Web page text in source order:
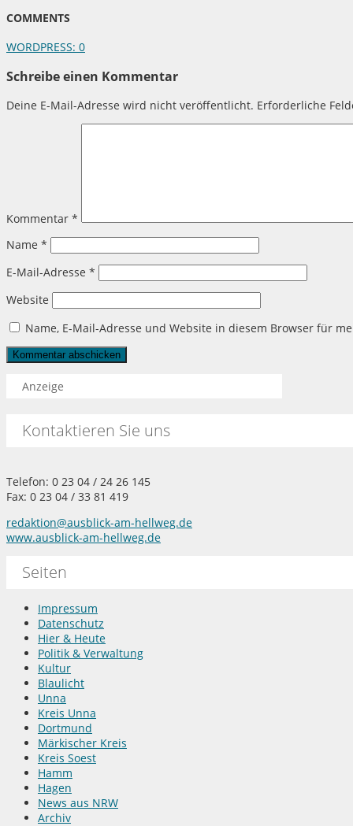
COMMENTS
WORDPRESS: 0
Schreibe einen Kommentar
Deine E-Mail-Adresse wird nicht veröffentlicht. Erforderliche
Kommentar *
Name *
E-Mail-Adresse *
Website
Name, E-Mail-Adresse und Website in diesem Browser für
Anzeige
Kontaktieren Sie uns
Telefon: 0 23 04 / 24 26 145
Fax: 0 23 04 / 33 81 419
redaktion@ausblick-am-hellweg.de
www.ausblick-am-hellweg.de
Seiten
Impressum
Datenschutz
Hier & Heute
Politik & Verwaltung
Kultur
Blaulicht
Unna
Kreis Unna
Dortmund
Märkischer Kreis
Kreis Soest
Hamm
Hagen
News aus NRW
Archiv